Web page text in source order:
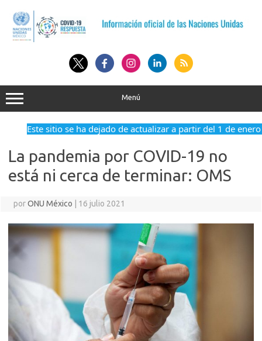
contenido
Menú
Este sitio se ha dejado de actualizar a partir del 1 de
La pandemia por COVID-19 no
está ni cerca de terminar: OMS
porONU México 16 julio 2021